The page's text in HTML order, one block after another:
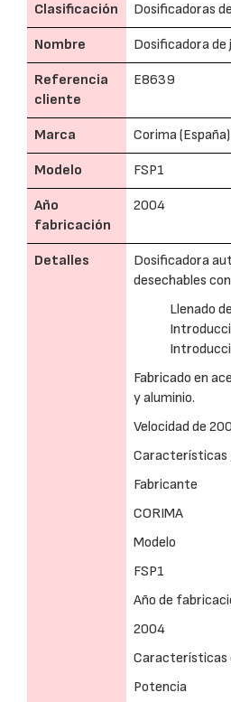
Clasificación Dosificadoras
Nombre Dosificadora
Referencia
cliente
E8639
Marca Corima (España)
Modelo FSP1
Año
fabricación
2004
Detalles
Dosificadora
desechables
Llenado
Fabricado en
y aluminio.
Velocidad de
Características
Fabricante
CORIMA
Modelo
FSP1
Año de
2004
Características
Potencia